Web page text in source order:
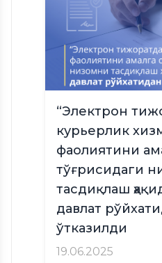
“Электрон
курьерлик
фаолиятини
тўғрисидаги
тасдиқлаш
давлат
ўтказилди
19.06.2025